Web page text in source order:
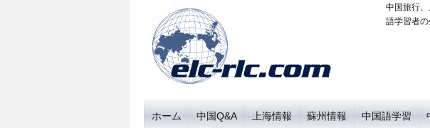
中国旅行
語学習者
ホーム 中国Q&A 上海情報 蘇州情報 中国語学習